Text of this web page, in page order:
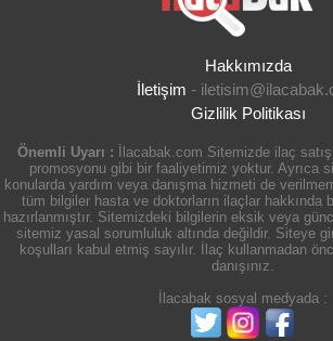
Hakkımızda
İletişim -
Gizlilik Politikası
Önemli Uyarı : İlacabak.com Sitemizde ilaç
promosyonu gibi bir faaliyetimiz yoktur. Ayrıca
konularda yardım veya danışma hizmeti de
tüm bilgiler hasta ve doktorların ilaçlar hakkında
hazırlanmıştır. Sitemizdeki bilgilerin eksik veya
sitemiz yasal sorumluluk altında değildir. Siteye
koşulları kabul etmiş sayılır. İlaç kullanmadan
danışınız.
İlacabak sosyal medyada :